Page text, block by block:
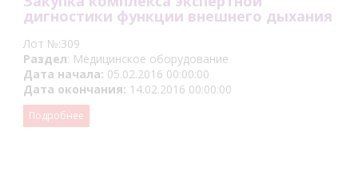
дигностики функции внешнего дыхания
Лот №:309
Раздел: Медицинское оборудование
Дата начала: 05.02.2016 00:00:00
Дата окончания: 14.02.2016 00:00:00
Подробнее